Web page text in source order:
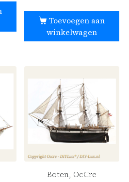
Toevoegen aan
winkelwagen
Boten, OcCre